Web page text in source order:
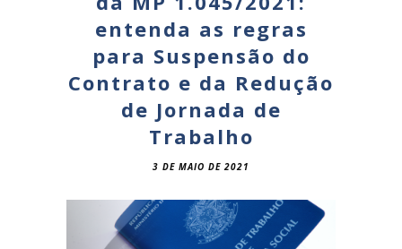
entenda as regras
para Suspensão do
Contrato e da Redução
de Jornada de
Trabalho
3 DE MAIO DE 2021